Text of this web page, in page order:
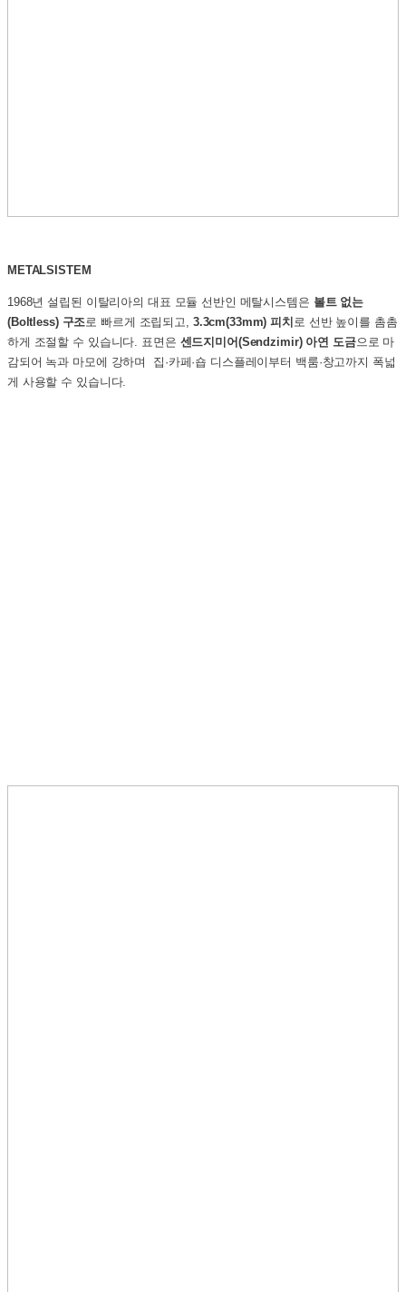
METALSISTEM
1968년 설립된 이탈리아의 대표 모듈 선반인 메탈시스템은 볼트 없는
(Boltless) 구조로 빠르게 조립되고, 3.3cm(33mm) 피치 로 선반 높이를 촘촘
하게 조절할 수 있습니다. 표면은 센드지미어(Sendzimir) 아연 도금으로 마
감되어 녹과 마모에 강하며 집·카페·숍 디스플레이부터 백룸·창고까지 폭넓
게 사용할 수 있습니다.